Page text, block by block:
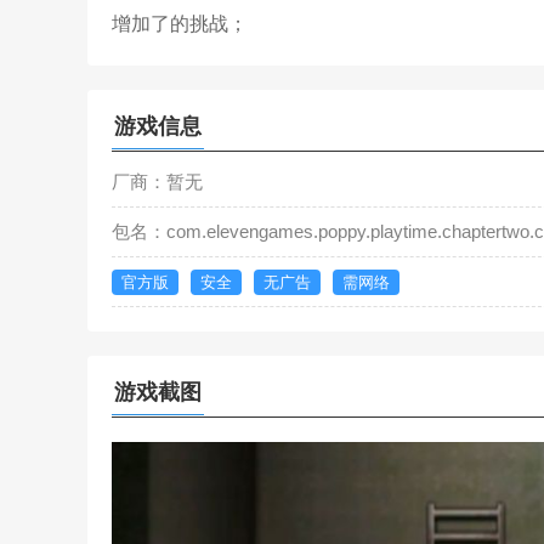
增加了的挑战；
游戏信息
厂商：暂无
包名：
官方版 安全 无广告 需网络
游戏截图